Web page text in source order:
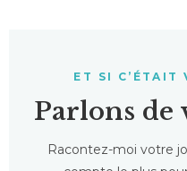
ET SI C’ÉTAIT
Parlons de
Racontez-moi votre